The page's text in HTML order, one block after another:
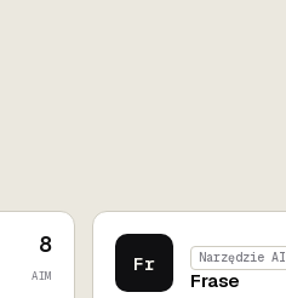
8
AIM
Fr Narzędzie AI
Frase